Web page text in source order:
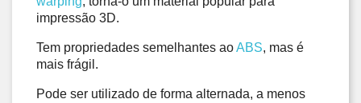
impressão 3D.
Tem propriedades semelhantes ao ABS, mas é
mais frágil.
Pode ser utilizado de forma alternada, a menos